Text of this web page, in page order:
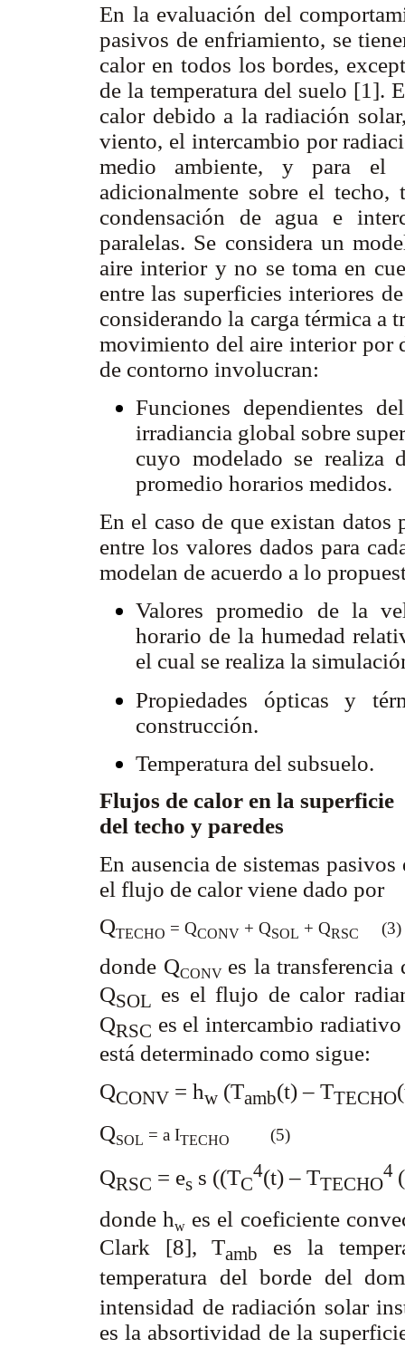
En la evaluación del
pasivos de enfriamiento, se
calor en todos los bordes,
de la temperatura del suelo [1].
calor debido a la radiación
viento, el intercambio por
medio ambiente, y para el
adicionalmente sobre el techo,
condensación de agua e
paralelas. Se considera un
aire interior y no se toma en
entre las superficies interiores
considerando la carga térmica a
movimiento del aire interior por
de contorno involucran:
Funciones dependientes
irradiancia global sobre
cuyo modelado se realiza
promedio horarios medidos.
En el caso de que existan
entre los valores dados para
modelan de acuerdo a lo
Valores promedio de la
horario de la humedad
el cual se realiza la
Propiedades ópticas y
construcción.
Temperatura del subsuelo.
Flujos de calor en la superficie
del techo y paredes
En ausencia de sistemas
el flujo de calor viene dado por
QTECHO = QCONV + QSOL + QRSC (3)
donde QCONV es la
QSOL es el flujo de calor
QRSC es el intercambio
está determinado como sigue:
QCONV = hw (Tamb(t) – TTECHO
QSOL = a ITECHO (5)
QRSC = es s ((TC
4(t) – TTECHO
4
donde hw es el coeficiente
Clark [8], Tamb
es la
temperatura del borde del
intensidad de radiación solar
es la absortividad de la